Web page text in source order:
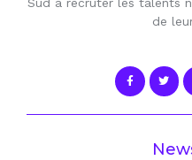
Sud à recruter les talents
de